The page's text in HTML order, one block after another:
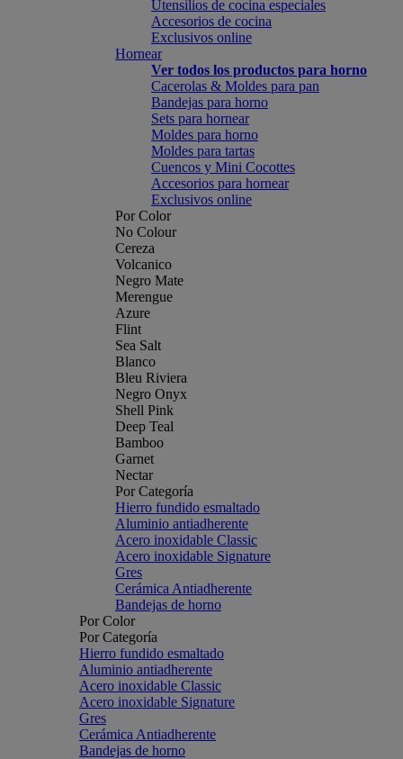
Utensilios de cocina especiales
Accesorios de cocina
Exclusivos online
Hornear
Ver todos los productos para horno
Cacerolas & Moldes para pan
Bandejas para horno
Sets para hornear
Moldes para horno
Moldes para tartas
Cuencos y Mini Cocottes
Accesorios para hornear
Exclusivos online
Por Color
No Colour
Cereza
Volcanico
Negro Mate
Merengue
Azure
Flint
Sea Salt
Blanco
Bleu Riviera
Negro Onyx
Shell Pink
Deep Teal
Bamboo
Garnet
Nectar
Por Categoría
Hierro fundido esmaltado
Aluminio antiadherente
Acero inoxidable Classic
Acero inoxidable Signature
Gres
Cerámica Antiadherente
Bandejas de horno
Por Color
Por Categoría
Hierro fundido esmaltado
Aluminio antiadherente
Acero inoxidable Classic
Acero inoxidable Signature
Gres
Cerámica Antiadherente
Bandejas de horno